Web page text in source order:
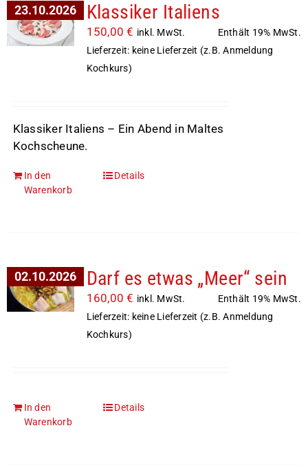
23.10.2026 Klassiker Italiens
150,00€ inkl. MwSt.
Enthält 19% MwSt.
Lieferzeit: keine Lieferzeit (z.B. Anmeldung
Kochkurs)
Klassiker Italiens – Ein Abend in Maltes
Kochscheune.
In den
Warenkorb
Details
02.10.2026 Darf es etwas „Meer“ sein
160,00€ inkl. MwSt.
Enthält 19% MwSt.
Lieferzeit: keine Lieferzeit (z.B. Anmeldung
Kochkurs)
In den
Warenkorb
Details